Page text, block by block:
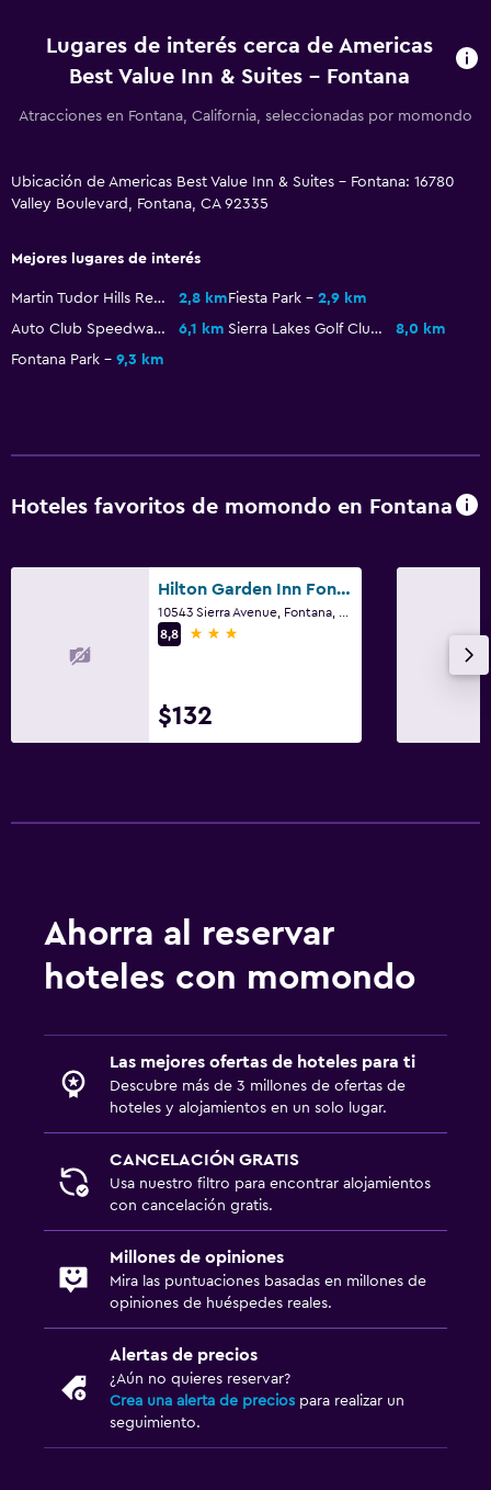
Perchero
Fax/fotocopiadora
Estacionamiento gratuito
Limpieza diaria
Recepción 24 horas
Cuna/cama nido disponibles
Lugares de interés cerca de Americas
Best Value Inn & Suites - Fontana
Atracciones en Fontana, California, seleccionadas por momondo
Ubicación de Americas Best Value Inn & Suites - Fontana: 16780
Valley Boulevard, Fontana, CA 92335
Mejores lugares de interés
Martin Tudor Hills Regional Park 2,8 kmFiesta Park
2,9 km
Auto Club Speedway
6,1 km Sierra Lakes Golf Club
8,0 km
Fontana Park
9,3 km
Hoteles favoritos de momondo en Fontana
Hilton Garden Inn Fontana
8,8
3 estrellas
$132
Ahorra al reservar
hoteles con momondo
Las mejores ofertas de hoteles para ti
Descubre más de 3 millones de ofertas de
hoteles y alojamientos en un solo lugar.
CANCELACIÓN GRATIS
Usa nuestro filtro para encontrar alojamientos
con cancelación gratis.
Millones de opiniones
Mira las puntuaciones basadas en millones de
opiniones de huéspedes reales.
Alertas de precios
¿Aún no quieres reservar?
Crea una alerta de precios para realizar un
seguimiento.